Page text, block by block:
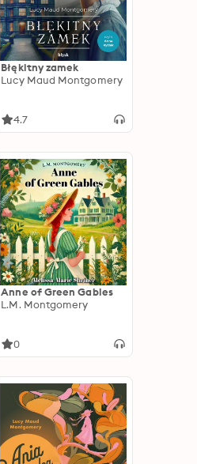
Błękitny zamek
Lucy Maud Montgomery
4.7
Anne of Green Gables
L.M. Montgomery
0